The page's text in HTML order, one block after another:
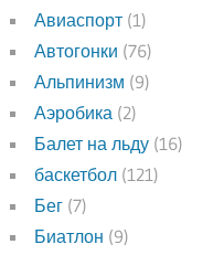
Авиаспорт (1)
Автогонки (76)
Альпинизм (9)
Аэробика (2)
Балет на льду (16)
баскетбол (121)
Бег (7)
Биатлон (9)